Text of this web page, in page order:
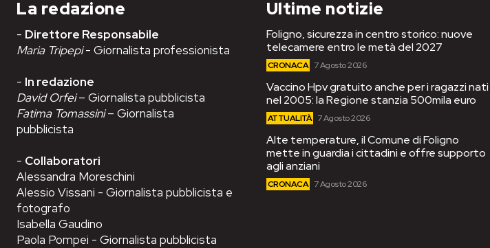
La redazione
- Direttore Responsabile
Maria Tripepi- Giornalista professionista
- In redazione
David Orfei– Giornalista pubblicista
Fatima Tomassini– Giornalista
pubblicista
- Collaboratori
Alessandra Moreschini
Alessio Vissani - Giornalista pubblicista e
fotografo
Isabella Gaudino
Paola Pompei - Giornalista pubblicista
Ultime notizie
Foligno, sicurezza in centro storico: nuove
telecamere entro le metà del 2027
CRONACA 7 Agosto 2026
Vaccino Hpv gratuito anche per i ragazzi nati
nel 2005: la Regione stanzia 500mila euro
ATTUALITÀ 7 Agosto 2026
Alte temperature, il Comune di Foligno
mette in guardia i cittadini e offre supporto
agli anziani
CRONACA 7 Agosto 2026